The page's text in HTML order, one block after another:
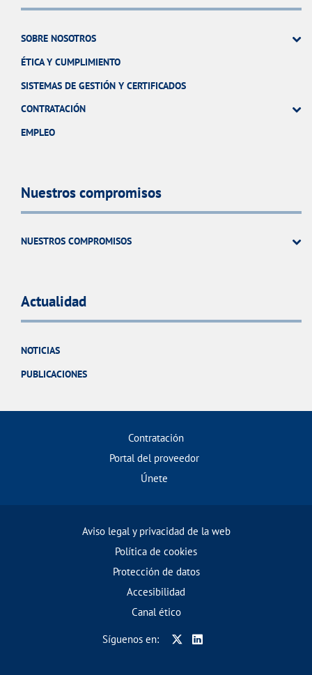
SOBRE NOSOTROS
ÉTICA Y CUMPLIMIENTO
SISTEMAS DE GESTIÓN Y CERTIFICADOS
CONTRATACIÓN
EMPLEO
Nuestros compromisos
NUESTROS COMPROMISOS
Actualidad
NOTICIAS
PUBLICACIONES
Contratación
Portal del proveedor
Únete
Aviso legal y privacidad de la web
Política de cookies
Protección de datos
Accesibilidad
Canal ético
Síguenos en: